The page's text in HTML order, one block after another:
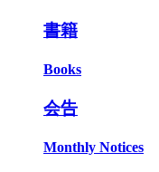
書籍
Books
会告
Monthly Notices